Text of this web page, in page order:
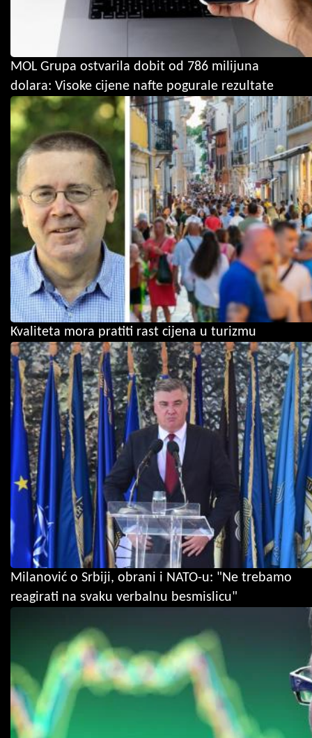
MOL Grupa ostvarila dobit od 786 milijuna
dolara: Visoke cijene nafte pogurale rezultate
Kvaliteta mora pratiti rast cijena u turizmu
Milanović o Srbiji, obrani i NATO-u: "Ne trebamo
reagirati na svaku verbalnu besmislicu"